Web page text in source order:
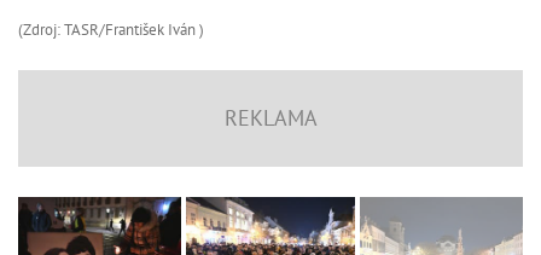
(Zdroj: TASR/František Iván )